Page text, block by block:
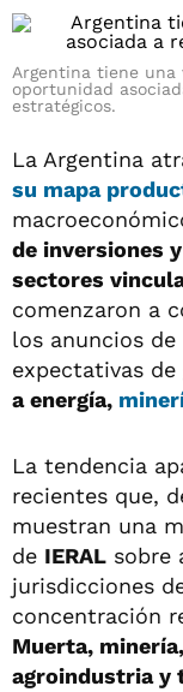
Argentina tiene una
oportunidad
estratégicos.
La Argentina
su mapa
de inversiones
sectores
comenzaron a
los anuncios
expectativas de
a energía,
La tendencia
recientes que,
muestran una
de IERAL sobre
jurisdicciones
concentración
Muerta,
agroindustria y